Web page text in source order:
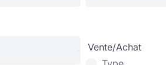
Vente/Achat